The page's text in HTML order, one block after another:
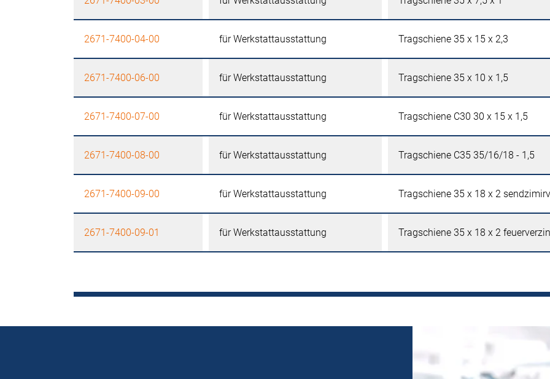
2671-7400-04-00 für Werkstattausstattung Tragschiene 35 x 15 x 2,3
2671-7400-06-00 für Werkstattausstattung Tragschiene 35 x 10 x 1,5
2671-7400-07-00 für Werkstattausstattung Tragschiene C30 30 x 15 x 1,5
2671-7400-08-00 für Werkstattausstattung Tragschiene C35 35/16/18 - 1,5
2671-7400-09-00 für Werkstattausstattung Tragschiene 35 x 18 x 2
2671-7400-09-01 für Werkstattausstattung Tragschiene 35 x 18 x 2